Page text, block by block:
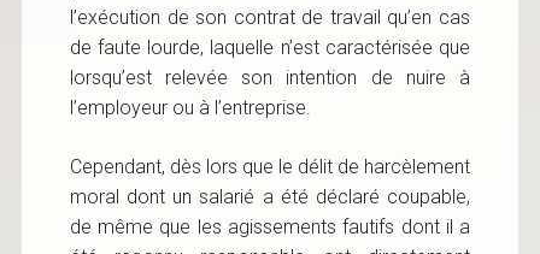
l’exécution de son contrat de travail qu’en cas
de faute lourde, laquelle n’est caractérisée que
lorsqu’est relevée son intention de nuire à
l’employeur ou à l’entreprise.
Cependant, dès lors que le délit de harcèlement
moral dont un salarié a été déclaré coupable,
de même que les agissements fautifs dont il a